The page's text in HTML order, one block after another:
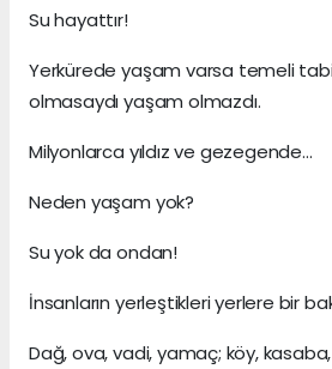
Su hayattır!
Yerkürede yaşam varsa temeli
olmasaydı yaşam olmazdı.
Milyonlarca yıldız ve gezegende…
Neden yaşam yok?
Su yok da ondan!
İnsanların yerleştikleri yerlere bir
Dağ, ova, vadi, yamaç; köy,